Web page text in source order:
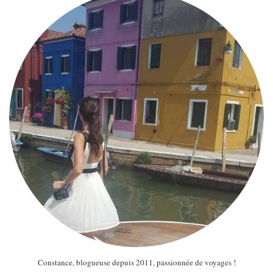
Constance, blogueuse depuis 2011, passionnée de voyages !